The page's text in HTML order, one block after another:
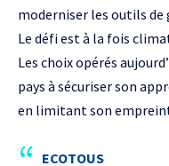
moderniser les outils de
Le défi est à la fois
Les choix opérés
pays à sécuriser son
en limitant son
ECOTOUS